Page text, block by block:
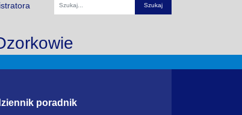
Fraza
poradnik